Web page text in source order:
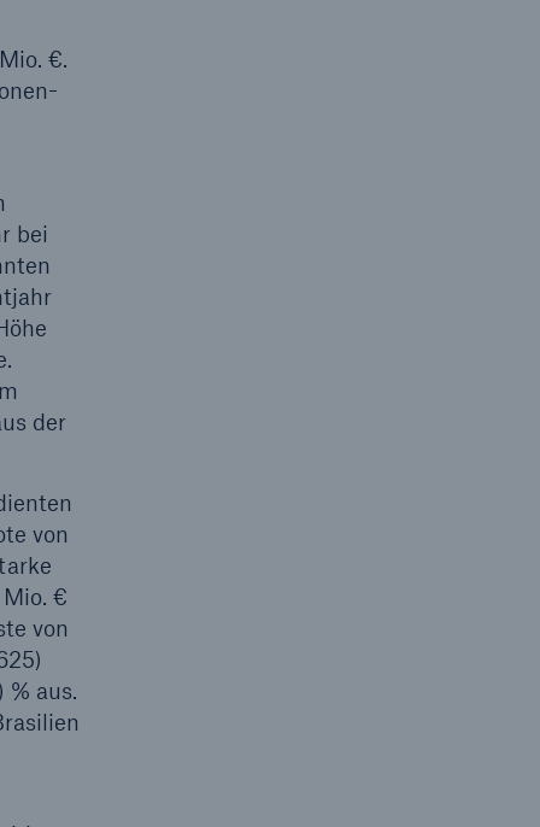
€.
bei
der
von
€
von
aus.